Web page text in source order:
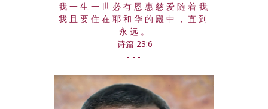
我 一 生 一 世 必 有 恩 惠 慈 爱 随 着 我;
我 且 要 住 在 耶 和 华 的 殿 中 ， 直 到
永 远 。
诗篇 23:6
- - -